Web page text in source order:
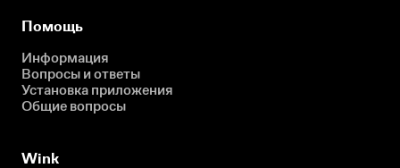
Помощь
Информация
Вопросы и ответы
Установка приложения
Общие вопросы
Wink